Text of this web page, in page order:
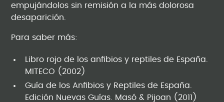
empujándolos sin remisión a la más dolorosa
desaparición.
Para saber más:
Libro rojo de los anfibios y reptiles de España.
MITECO (2002)
Guía de los Anfibios y Reptiles de España.
Edición Nuevas Guías. Masó & Pijoan (2011)